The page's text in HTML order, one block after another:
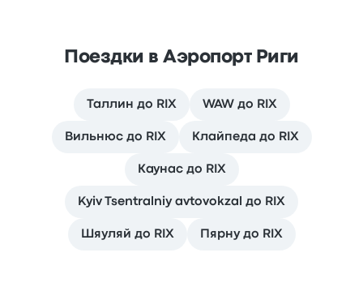
Поездки в Аэропорт Риги
Таллин до RIX WAW до RIX
Вильнюс до RIX Клайпеда до RIX
Каунас до RIX
Kyiv Tsentralniy avtovokzal до RIX
Шяуляй до RIX Пярну до RIX